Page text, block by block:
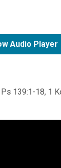
Audio Player
Ps 139:1-18, 1